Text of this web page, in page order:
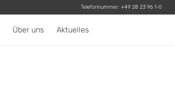
Telefonnummer:+49 28 23 96 1-0
Über uns Aktuelles